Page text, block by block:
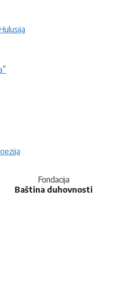
Fondacija
Baština duhovnosti